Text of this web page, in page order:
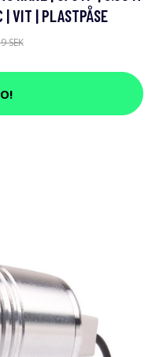
| VIT | PLASTPÅSE
SEK